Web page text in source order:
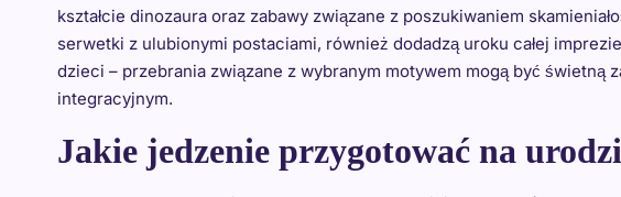
kształcie dinozaura oraz zabawy związane z poszukiwaniem
serwetki z ulubionymi postaciami, również dodadzą uroku całej
dzieci – przebrania związane z wybranym motywem mogą być świetną
integracyjnym.
Jakie jedzenie przygotować na